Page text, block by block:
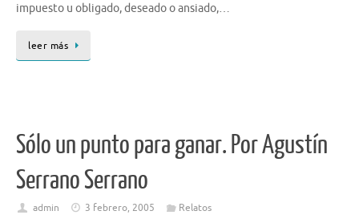
impuesto u obligado, deseado o ansiado,…
leer más
Sólo un punto para ganar. Por Agustín
Serrano Serrano
admin 3 febrero, 2005 Relatos